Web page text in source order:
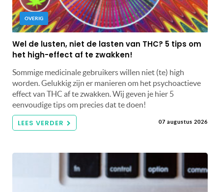
OVERIG
Wel de lusten, niet de lasten van THC? 5 tips om
het high-effect af te zwakken!
Sommige medicinale gebruikers willen niet (te) high
worden. Gelukkig zijn er manieren om het psychoactieve
effect van THC af te zwakken. Wij geven je hier 5
eenvoudige tips om precies dat te doen!
LEES VERDER 07 augustus 2026